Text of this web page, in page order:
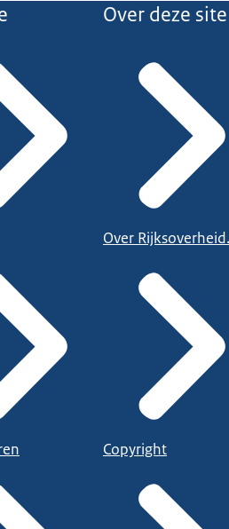
Over deze site
Over
Copyright